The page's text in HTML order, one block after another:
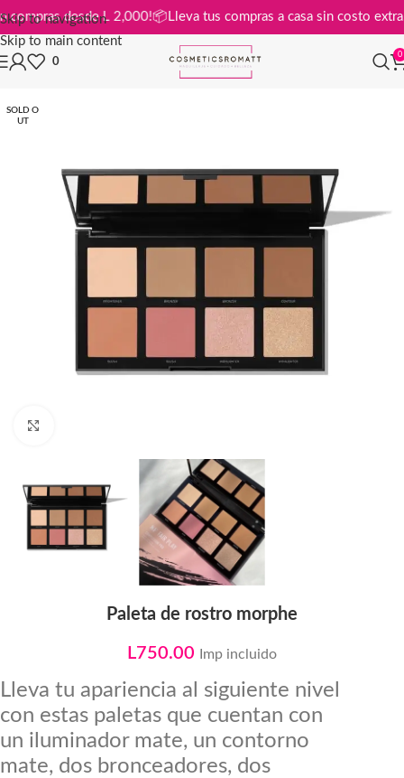
Skip to navigation
Skip to main content
en compras desde L 2,000! 📦Lleva tus compras a casa sin costo
0
0
SOLD O
UT
Paleta de rostro morphe
L750.00 Imp incluido
Lleva tu apariencia al siguiente nivel
con estas paletas que cuentan con
un iluminador mate, un contorno
mate, dos bronceadores, dos